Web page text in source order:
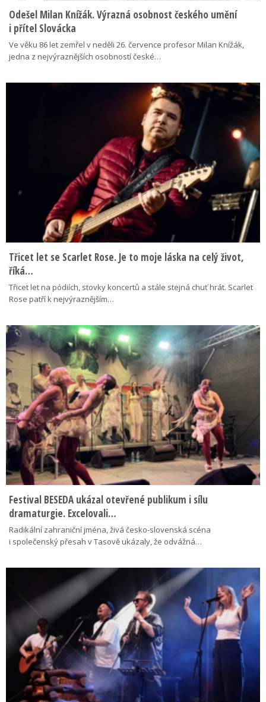
Odešel Milan Knížák. Výrazná osobnost českého umění
i přítel Slovácka
Ve věku 86 let zemřel v neděli 26. července profesor Milan Knížák,
jedna z nejvýraznějších osobností české…
Třicet let se Scarlet Rose. Je to moje láska na celý život,
říká…
Třicet let na pódiích, stovky koncertů a stále stejná chuť hrát. Scarlet
Rose patří k nejvýraznějším…
Festival BESEDA ukázal otevřené publikum i sílu
dramaturgie. Excelovali…
Radikální zahraniční jména, živá česko-slovenská scéna
i společenský přesah v Tasově ukázaly, že odvážná…